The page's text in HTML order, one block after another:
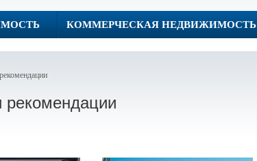
КОММЕРЧЕСКАЯ НЕДВИЖИМОСТЬ